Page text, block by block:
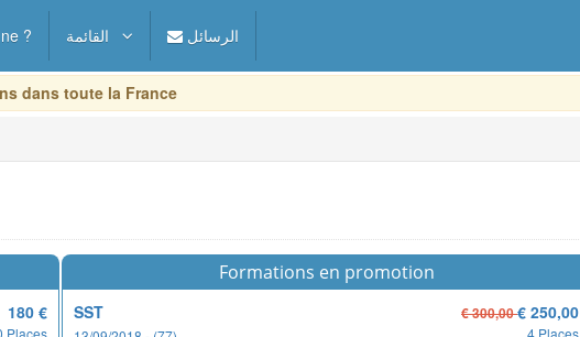
? الرسائل
dans toute la France
180 €
Places
Formations en promotion
SST € 300,00€ 250,00
4 Places